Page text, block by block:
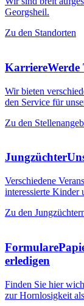
Georgsheil.
Zu den Standorten
KarriereWerde
Wir bieten
den Service für
Zu den
Jungzüchter
Verschiedene
interessierte Kinder
Zu den
Formulare
erledigen
Finden Sie hier
zur Hornlosigkeit